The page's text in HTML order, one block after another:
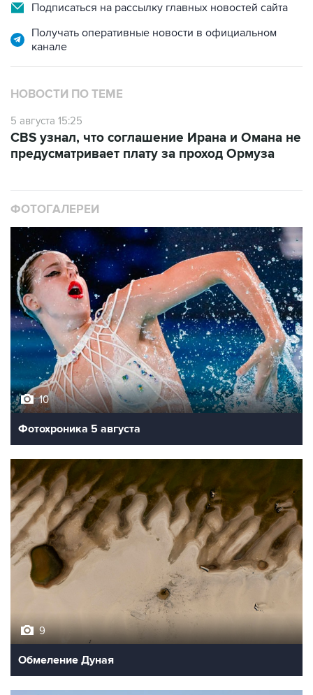
Подписаться на рассылку главных новостей сайта
Получать оперативные новости в официальном
канале
НОВОСТИ ПО ТЕМЕ
5 августа 15:25
CBS узнал, что соглашение Ирана и Омана не
предусматривает плату за проход Ормуза
ФОТОГАЛЕРЕИ
10
Фотохроника 5 августа
9
Обмеление Дуная